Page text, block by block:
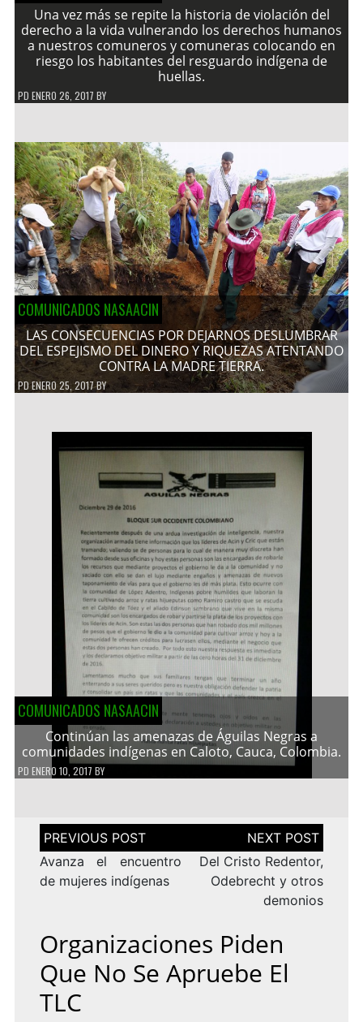
Una vez más se repite la historia de violación del
derecho a la vida vulnerando los derechos humanos
a nuestros comuneros y comuneras colocando en
riesgo los habitantes del resguardo indígena de
huellas.
PD ENERO 26, 2017 BY
COMUNICADOS NASAACIN
LAS CONSECUENCIAS POR DEJARNOS DESLUMBRAR
DEL ESPEJISMO DEL DINERO Y RIQUEZAS ATENTANDO
CONTRA LA MADRE TIERRA.
PDENERO 25, 2017BY
COMUNICADOS NASAACIN
Continúan las amenazas de Águilas Negras a
comunidades indígenas en Caloto, Cauca, Colombia.
PD ENERO 10, 2017 BY
Navegación
de
entradas
Avanza el encuentro
de mujeres indígenas
Del Cristo Redentor,
Odebrecht y otros
demonios
Organizaciones Piden
Que No Se Apruebe El
TLC